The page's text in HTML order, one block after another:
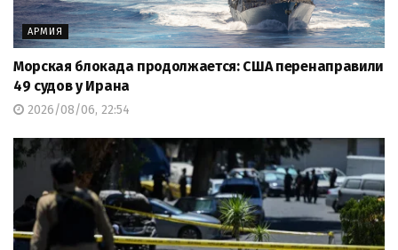
АРМИЯ
Морская блокада продолжается: США перенаправили
49 судов у Ирана
2026/08/06, 22:54